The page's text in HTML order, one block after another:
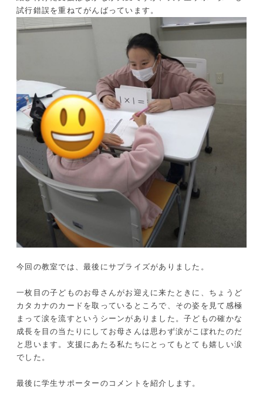
試行錯誤を重ねてがんばっています。
今回の教室では、最後にサプライズがありました。
一枚目の子どものお母さんがお迎えに来たときに、ちょうど
カタカナのカードを取っているところで、その姿を見て感極
まって涙を流すというシーンがありました。子どもの確かな
成長を目の当たりにしてお母さんは思わず涙がこぼれたのだ
と思います。支援にあたる私たちにとってもとても嬉しい涙
でした。
最後に学生サポーターのコメントを紹介します。